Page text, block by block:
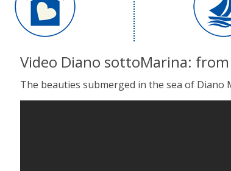
Video Diano sottoMarina:
The beauties submerged in the sea of Diano